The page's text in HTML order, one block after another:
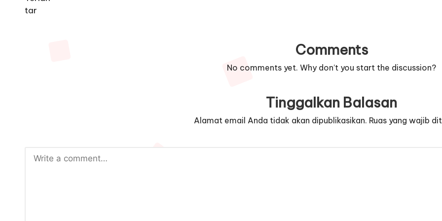
Comments
No comments yet. Why don’t you start the discussion?
Tinggalkan Balasan
Alamat email Anda tidak akan dipublikasikan. Ruas yang wajib